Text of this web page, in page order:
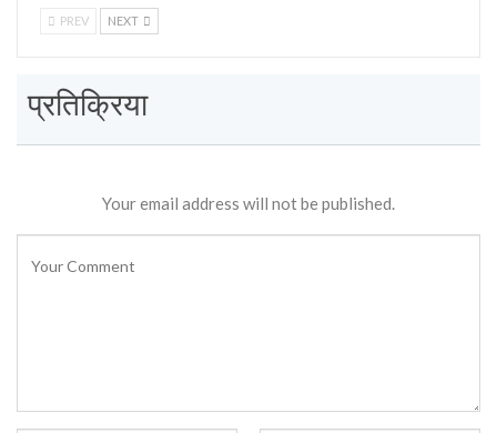
PREV NEXT
प्रतिक्रिया
Your email address will not be published.